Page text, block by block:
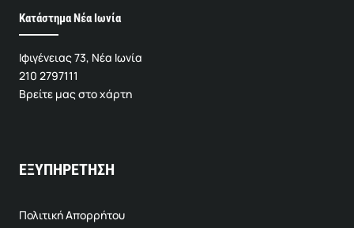
Κατάστημα Νέα Ιωνία
Ιφιγένειας 73, Νέα Ιωνία
210 2797111
Βρείτε μας στο χάρτη
ΕΞΥΠΗΡΕΤΗΣΗ
Πολιτική Απορρήτου